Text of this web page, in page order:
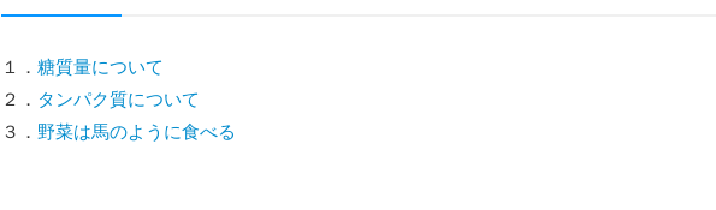
１． 糖質量について
２． タンパク質について
３． 野菜は馬のように食べる